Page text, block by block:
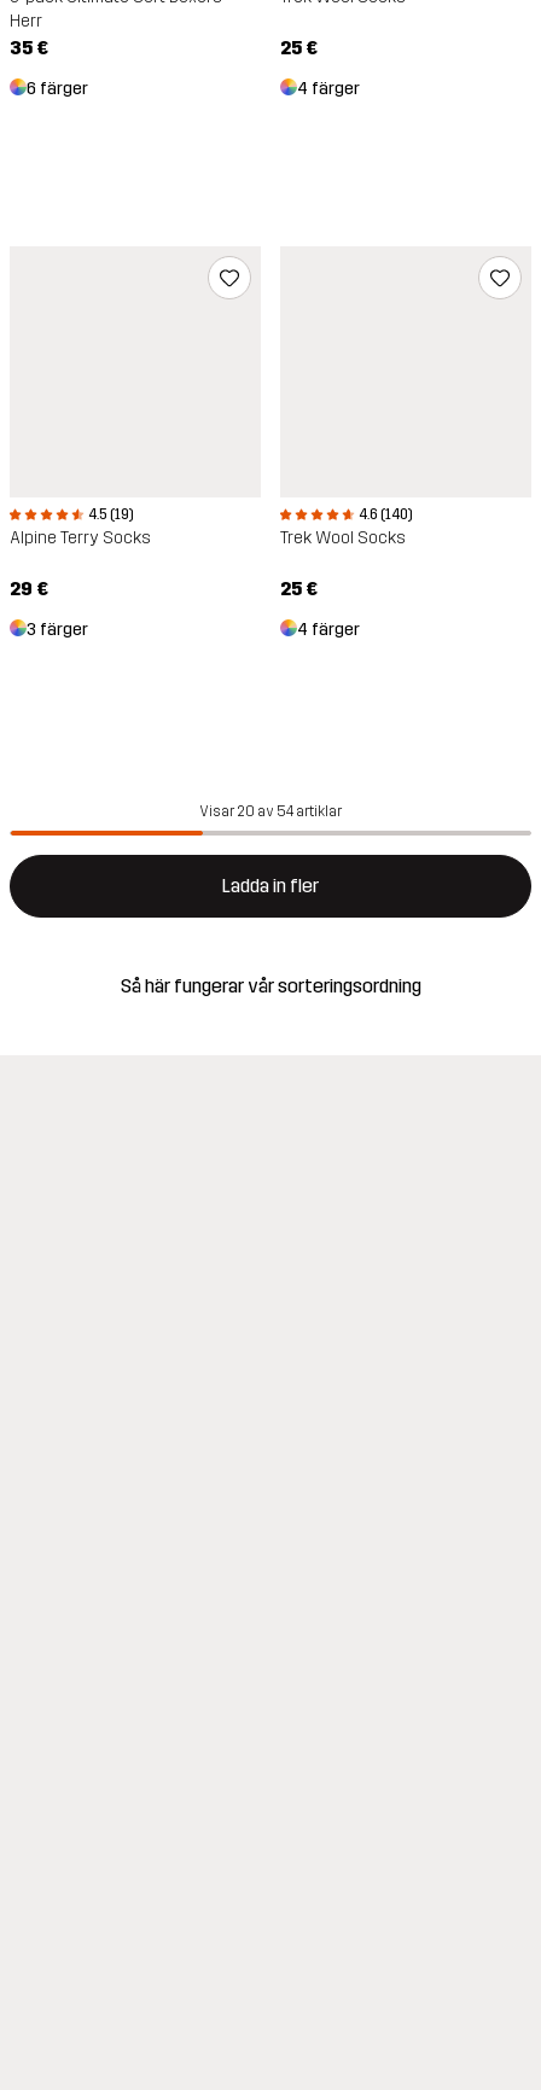
Herr
35 €
6 färger
25 €
4 färger
4.5 (19)
Alpine Terry Socks
29 €
3 färger
4.6 (140)
Trek Wool Socks
25 €
4 färger
Visar 20 av 54 artiklar
Ladda in fler
Så här fungerar vår sorteringsordning